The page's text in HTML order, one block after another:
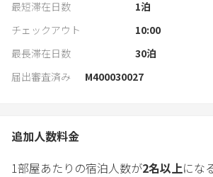
最短滞在日数
1泊
チェックアウト
10:00
最長滞在日数
30泊
届出審査済み
M400030027
追加人数料金
1部屋あたりの宿泊人数が2名以上にな